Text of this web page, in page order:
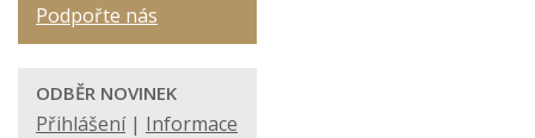
Podpořte nás
ODBĚR NOVINEK
Přihlášení| Informace